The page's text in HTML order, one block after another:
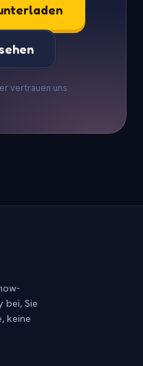
vertrauen uns
bei, Sie
keine